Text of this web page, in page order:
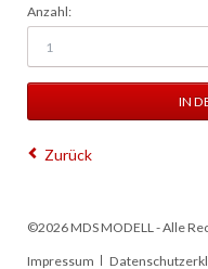
Anzahl:
Zurück
©2026 MDS MODELL - Alle
Navigation
Impressum